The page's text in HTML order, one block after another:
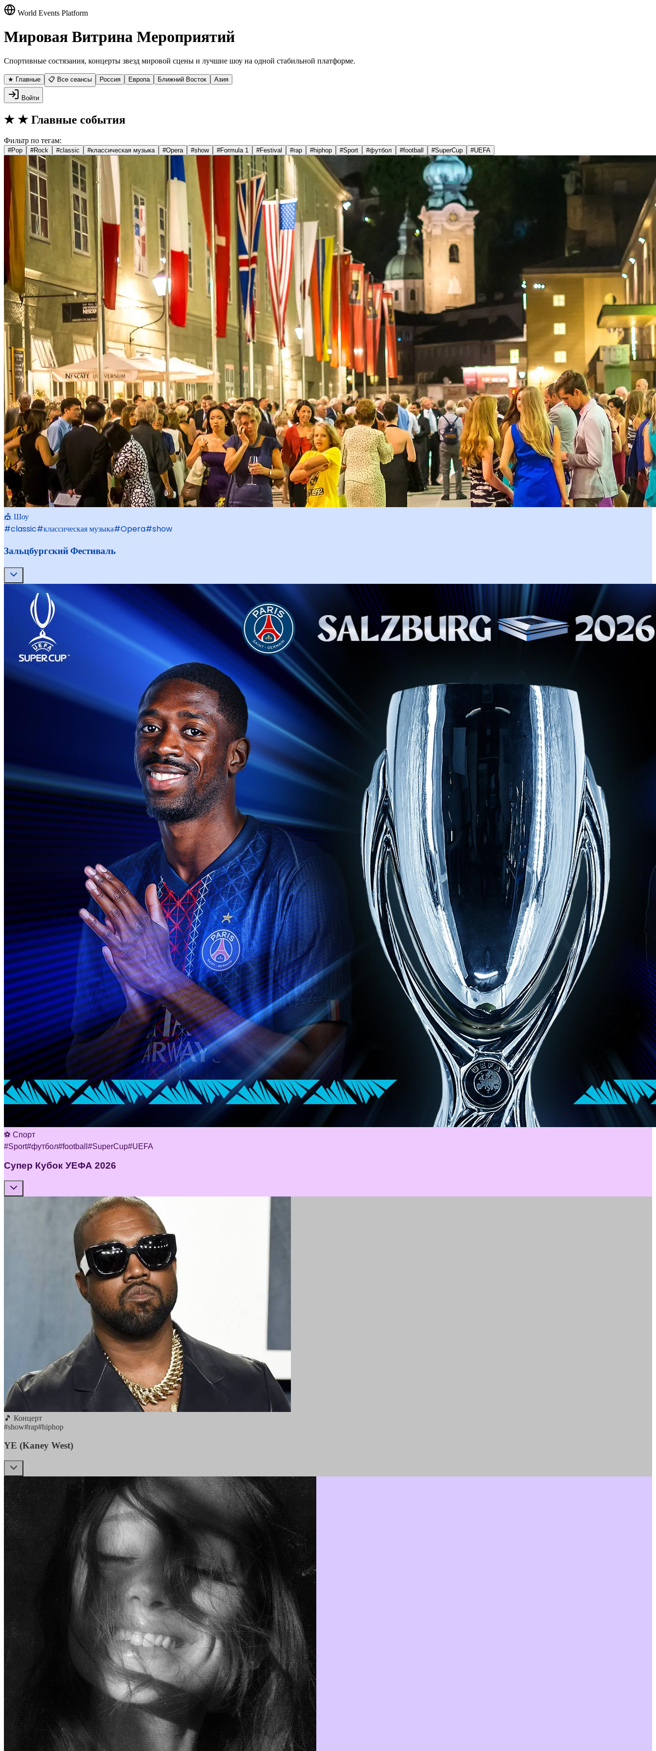
World Events Platform
Мировая Витрина Мероприятий
Спортивные состязания, концерты звезд мировой сцены и лучшие шоу на одной стабильной платформе.
★ Главные 📋 Все сеансы Россия Европа Ближний Восток Азия
Войти
★ ★ Главные события
Фильтр по тегам:
#Pop #Rock #classic #классическая музыка #Opera #show #Formula 1 #Festival #rap #hiphop #Sport #футбол #football #SuperCup #UEFA
🎪 Шоу
#classic#классическая музыка#Opera#show
Зальцбургский Фестиваль
⚽ Спорт
#Sport#футбол#football #SuperCup#UEFA
Супер Кубок УЕФА 2026
🎵 Концерт
#show#rap#hiphop
YE (Kaney West)